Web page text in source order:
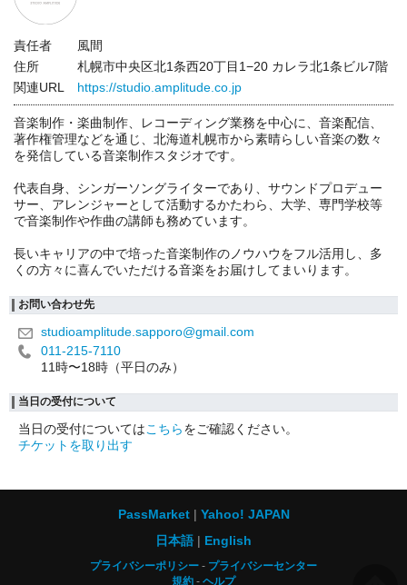
責任者
風間
住所
札幌市中央区北1条西20丁目1−20 カレラ北1条ビル7階
関連URL
https://studio.amplitude.co.jp
音楽制作・楽曲制作、レコーディング業務を中心に、音楽配信、
著作権管理などを通じ、北海道札幌市から素晴らしい音楽の数々
を発信している音楽制作スタジオです。
代表自身、シンガーソングライターであり、サウンドプロデュー
サー、アレンジャーとして活動するかたわら、大学、専門学校等
で音楽制作や作曲の講師も務めています。
長いキャリアの中で培った音楽制作のノウハウをフル活用し、多
くの方々に喜んでいただける音楽をお届けしてまいります。
お問い合わせ先
studioamplitude.sapporo@gmail.com
011-215-7110
11時〜18時（平日のみ）
当日の受付について
当日の受付についてはこちらをご確認ください。
チケットを取り出す
PassMarket
Yahoo! JAPAN
日本語
English
プライバシーポリシー
プライバシーセンター
規約
ヘルプ